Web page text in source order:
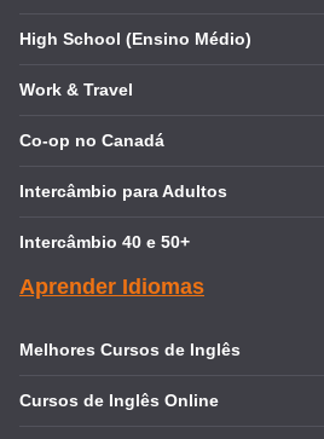
High School (Ensino Médio)
Work & Travel
Co-op no Canadá
Intercâmbio para Adultos
Intercâmbio 40 e 50+
Aprender Idiomas
Melhores Cursos de Inglês
Cursos de Inglês Online